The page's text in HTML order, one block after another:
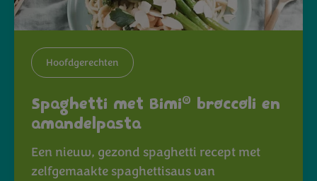
Hoofdgerechten
Spaghetti met Bimi® broccoli en
amandelpasta
Een nieuw, gezond spaghetti recept met
zelfgemaakte spaghettisaus van